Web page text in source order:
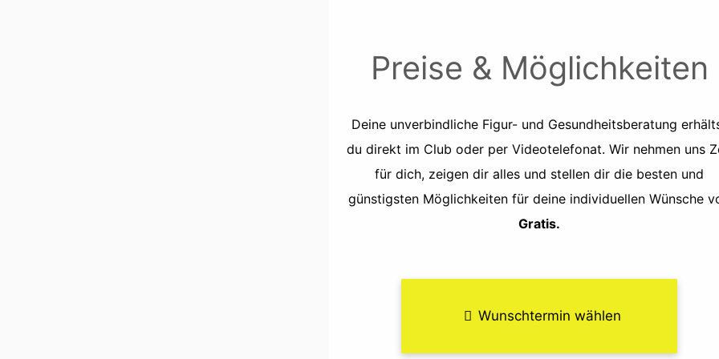
Preise & Möglichkeiten
Deine unverbindliche Figur- und Gesundheitsberatung
du direkt im Club oder per Videotelefonat. Wir nehmen uns
für dich, zeigen dir alles und stellen dir die besten und
günstigsten Möglichkeiten für deine individuellen Wünsche
Gratis.
Wunschtermin wählen